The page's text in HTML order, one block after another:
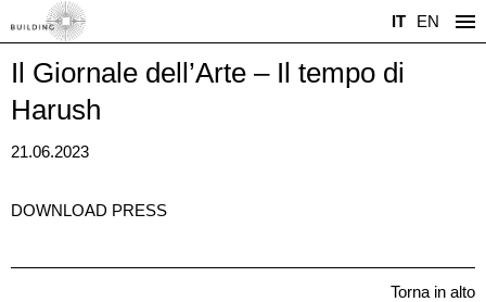
IT EN
Il Giornale dell’Arte – Il tempo di
Harush
21.06.2023
DOWNLOAD PRESS
Torna in alto